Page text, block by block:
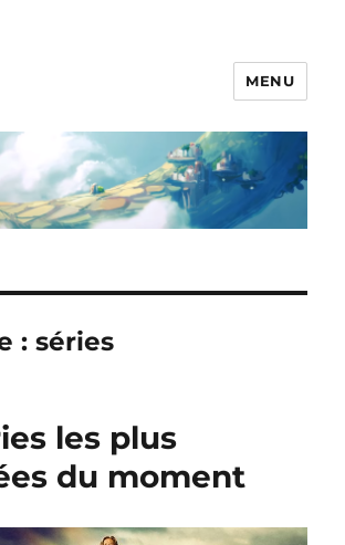
MENU
:séries
les plus
du moment